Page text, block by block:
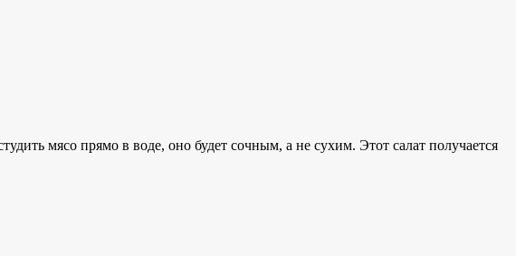
мясо прямо в воде, оно будет сочным, а не сухим. Этот салат получается